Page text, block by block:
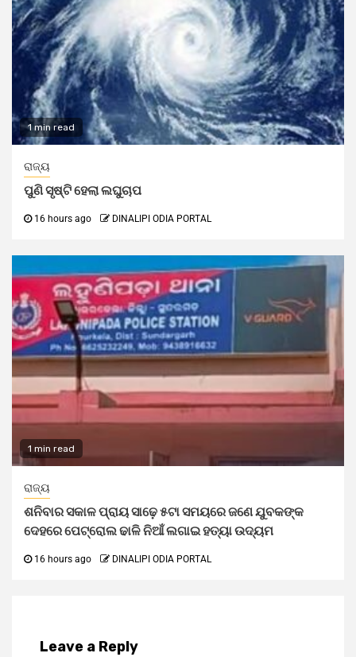
1 min read
ରାଜ୍ୟ
ପୁଣି ସୃଷ୍ଟି ହେଲା ଲଘୁଚାପ
16 hours ago DINALIPI ODIA PORTAL
1 min read
ରାଜ୍ୟ
ଶନିବାର ସକାଳ ପ୍ରାୟ ସାଢ଼େ ୫ଟା ସମୟରେ ଜଣେ ଯୁବକଙ୍କ
ଦେହରେ ପେଟ୍ରୋଲ ଢାଳି ନିଆଁ ଲଗାଇ ହତ୍ୟା ଉଦ୍ୟମ
16 hours ago DINALIPI ODIA PORTAL
Leave a Reply